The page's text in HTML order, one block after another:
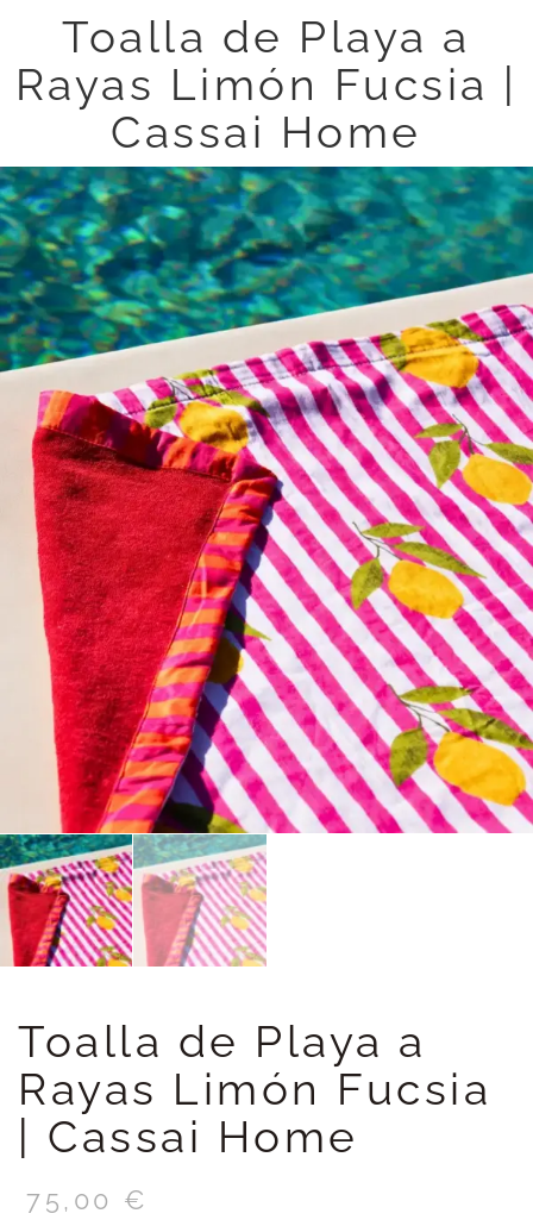
Toalla de Playa a
Rayas Limón Fucsia |
Cassai Home
Toalla de Playa a
Rayas Limón Fucsia
| Cassai Home
75,00 €